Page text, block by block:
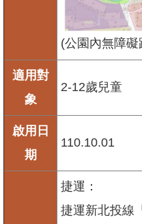
(公園內無障礙
適用對
象
2-12歲兒童
啟用日
期
110.10.01
捷運：
捷運新北投線